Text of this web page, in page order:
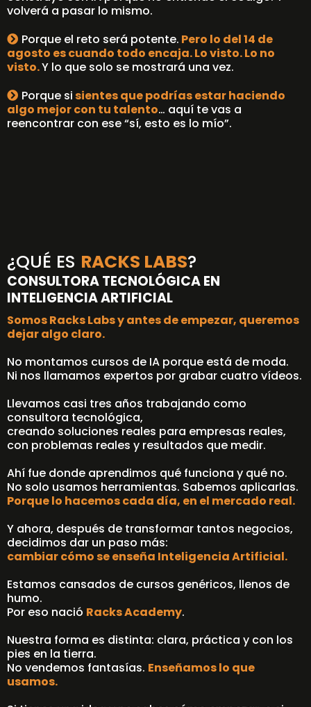
volverá a pasar lo mismo.
Porque el reto será potente. Pero lo del 14 de
agosto es cuando todo encaja. Lo visto. Lo no
visto.Y lo que solo se mostrará una vez.
Porque sisientes que podrías estar haciendo
algo mejor con tu talento… aquí te vas a
reencontrar con ese “sí, esto es lo mío”.
¿QUÉ ES RACKS LABS?
CONSULTORA TECNOLÓGICA EN
INTELIGENCIA ARTIFICIAL
Somos Racks Labs y antes de empezar, queremos
dejar algo claro.
No montamos cursos de IA porque está de moda.
Ni nos llamamos expertos por grabar cuatro vídeos.
Llevamos casi tres años trabajando como
consultora tecnológica,
creando soluciones reales para empresas reales,
con problemas reales y resultados que medir.
Ahí fue donde aprendimos qué funciona y qué no.
No solo usamos herramientas. Sabemos aplicarlas.
Porque lo hacemos cada día, en el mercado real.
Y ahora, después de transformar tantos negocios,
decidimos dar un paso más:
cambiar cómo se enseña Inteligencia Artificial.
Estamos cansados de cursos genéricos, llenos de
humo.
Por eso nació Racks Academy.
Nuestra forma es distinta: clara, práctica y con los
pies en la tierra.
No vendemos fantasías. Enseñamos lo que
usamos.